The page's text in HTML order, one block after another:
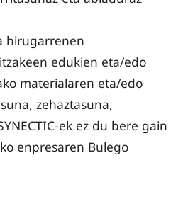
hirugarrenen
edukien eta/edo
materialaren eta/edo
zehaztasuna,
ek ez du bere gain
enpresaren Bulego